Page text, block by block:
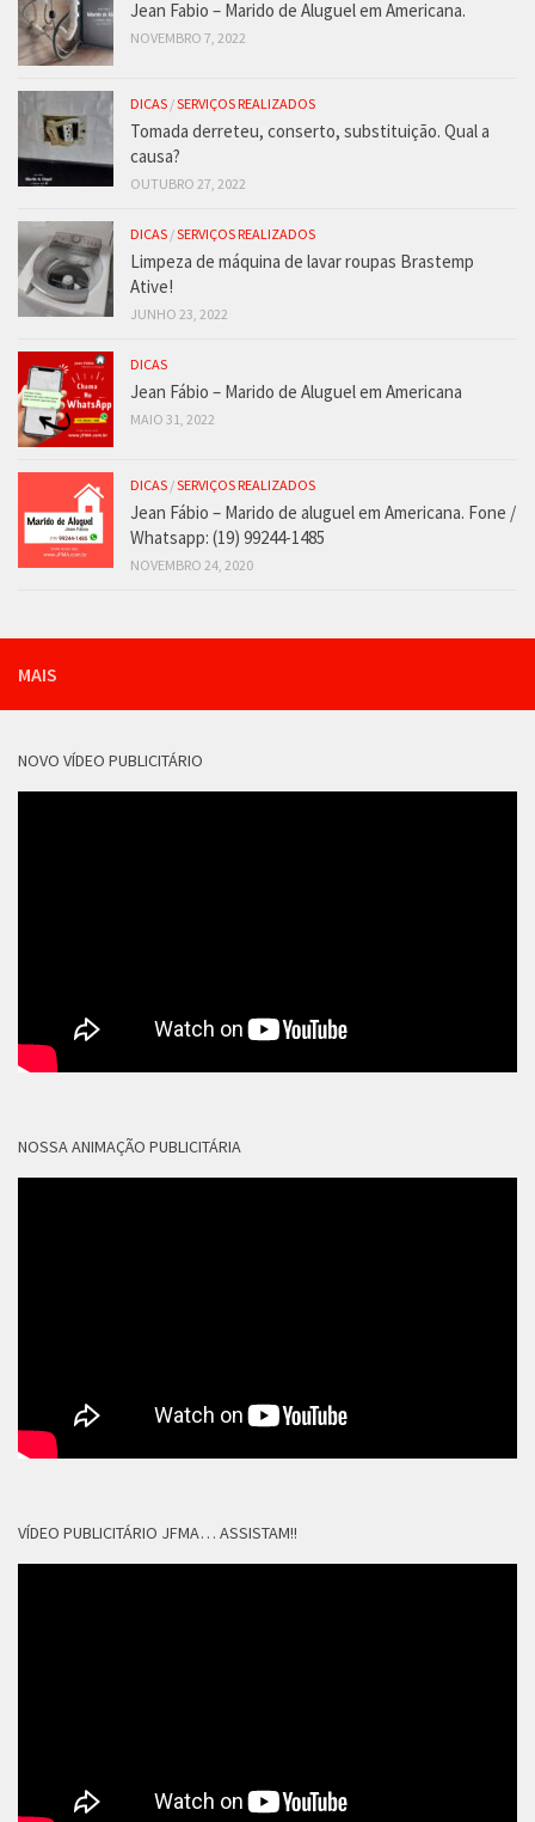
Jean Fabio – Marido de Aluguel em Americana.
NOVEMBRO 7, 2022
DICAS /SERVIÇOS REALIZADOS
Tomada derreteu, conserto, substituição. Qual a
causa?
OUTUBRO 27, 2022
DICAS /SERVIÇOS REALIZADOS
Limpeza de máquina de lavar roupas Brastemp
Ative!
JUNHO 23, 2022
DICAS
Jean Fábio – Marido de Aluguel em Americana
MAIO 31, 2022
DICAS /SERVIÇOS REALIZADOS
Jean Fábio – Marido de aluguel em Americana. Fone /
Whatsapp: (19) 99244-1485
NOVEMBRO 24, 2020
MAIS
NOVO VÍDEO PUBLICITÁRIO
NOSSA ANIMAÇÃO PUBLICITÁRIA
VÍDEO PUBLICITÁRIO JFMA… ASSISTAM!!